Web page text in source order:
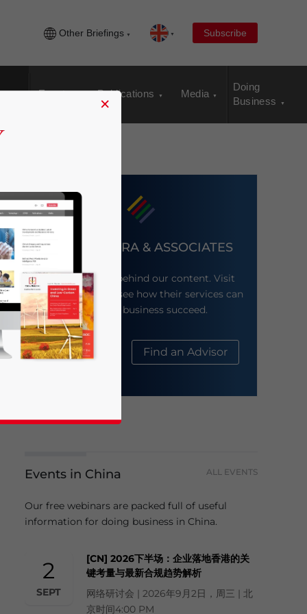
Other Briefings Subscribe
Events Publications Media
Doing
Business
DEZAN SHIRA & ASSOCIATES
Meet the firm behind our content. Visit
their website to see how their services can
help your business succeed.
About Us Find an Advisor
Events in China ALL EVENTS
Our free webinars are packed full of useful
information for doing business in China.
2
SEPT
[CN] 2026下半场：企业落地香港的关
键考量与最新合规趋势解析
网络研讨会 | 2026年9月2日，周三 | 北
京时间4:00 PM
×
news and updates for Asia!